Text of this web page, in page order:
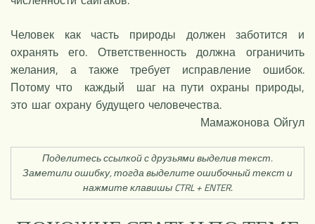
Человек как часть природы должен заботится и
охранять его. Ответственность должна ограничить
желания, а также требует исправление ошибок.
Потому что каждый шаг на пути охраны природы,
это шаг охрану будущего человечества.
Мамажонова Ойгул
Поделитесь ссылкой с друзьями выделив текст.
Заметили ошибку, тогда выделите ошибочный текст и
нажмите клавишы CTRL + ENTER.